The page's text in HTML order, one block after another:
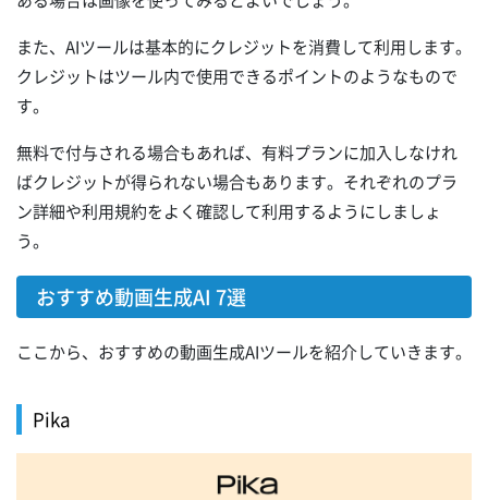
また、AIツールは基本的にクレジットを消費して利用します。
クレジットはツール内で使用できるポイントのようなもので
す。
無料で付与される場合もあれば、有料プランに加入しなけれ
ばクレジットが得られない場合もあります。それぞれのプラ
ン詳細や利用規約をよく確認して利用するようにしましょ
う。
おすすめ動画生成AI 7選
ここから、おすすめの動画生成AIツールを紹介していきます。
Pika